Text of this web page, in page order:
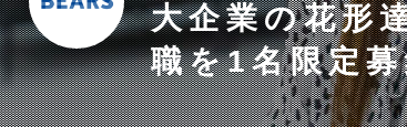
大企業の花形
職を1名限定